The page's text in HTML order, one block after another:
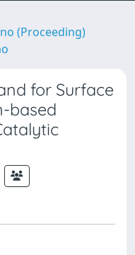
(Proceeding)
for Surface
based